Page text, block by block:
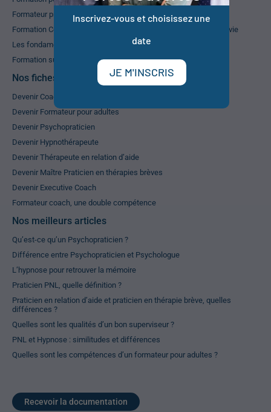
Formateur professionnel pour adultes RNCP
Formation Coaching Développement Personnel ou Coaching de vie
Les fondamentaux de la relation d’aide
Formation superviseur
Nos fiches métiers
Devenir Coach de vie
Devenir Formateur pour adultes
Devenir Psychopraticien
Devenir Hypnothérapeute
Devenir Thérapeute en relation d’aide
Devenir Maître Praticien en thérapies brèves
Devenir Executive Coach
Formateur coach, une double compétence
Nos meilleurs articles
Qu’est-ce qu’un Psychopraticien ?
Différence entre Psychopraticien et Psychologue
L’hypnose pour retrouver la mémoire
Praticien PNL, quelle définition ?
Praticien en relation d’aide et praticien en thérapie brève, quelles
différences ?
Quelles sont les qualités d’un bon superviseur ?
PNL et Hypnose : similitudes et différences
Quelles sont les compétences d’un formateur pour adultes ?
Recevoir la documentation
Inscrivez-vous et choisissez une
date
JE M'INSCRIS